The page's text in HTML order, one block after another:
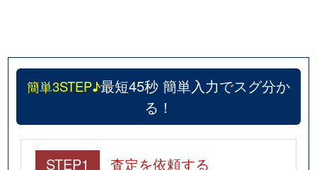
簡単3STEP♪最短45秒 簡単入力でスグ分か
る！
STEP1 査定を依頼する